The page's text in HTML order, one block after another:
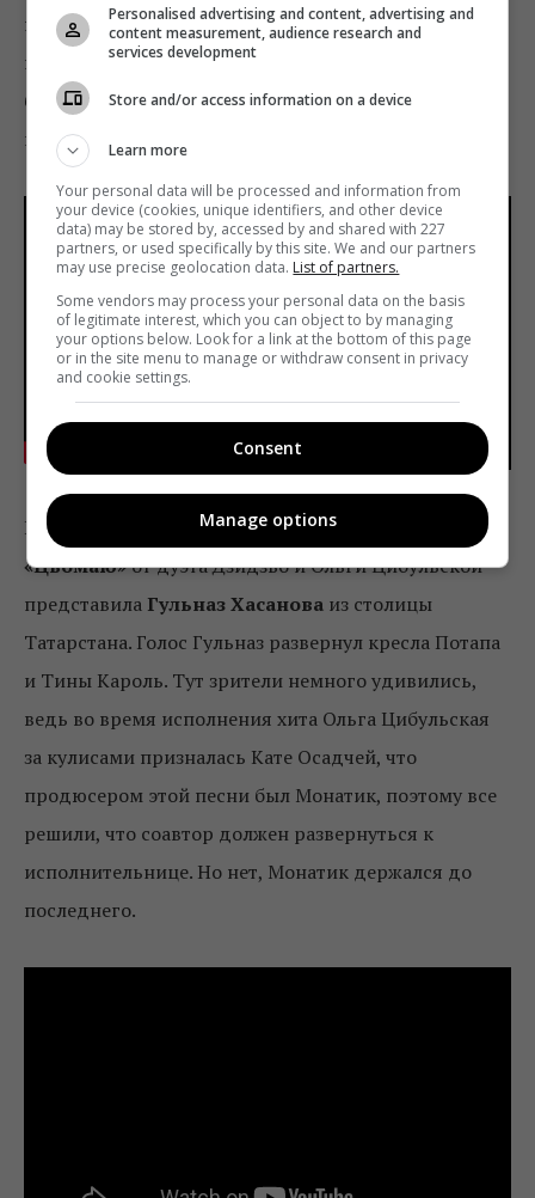
на сцене. Когда-то неуверенная в себе девушка
просто покорила Монатика. Тренер сказал, что если
бы ангелы умели петь, то пели бы они, пожалуй,
голосом Кристины Сквирской.
Интересную интерпретацию украинского хита
«Цьомаю»от дуэта Дзидзьо и Ольги Цибульской
представила Гульназ Хасанова из столицы
Татарстана. Голос Гульназ развернул кресла Потапа
и Тины Кароль. Тут зрители немного удивились,
ведь во время исполнения хита Ольга Цибульская
за кулисами призналась Кате Осадчей, что
продюсером этой песни был Монатик, поэтому все
решили, что соавтор должен развернуться к
исполнительнице. Но нет, Монатик держался до
последнего.
Personalised advertising and content, advertising and
content measurement, audience research and
services development
Store and/or access information on a device
Learn more
Your personal data will be processed and information from
your device (cookies, unique identifiers, and other device
data) may be stored by, accessed by and shared with 227
partners, or used specifically by this site. We and our partners
may use precise geolocation data. List of partners.
Some vendors may process your personal data on the basis
of legitimate interest, which you can object to by managing
your options below. Look for a link at the bottom of this page
or in the site menu to manage or withdraw consent in privacy
and cookie settings.
Consent
Manage options